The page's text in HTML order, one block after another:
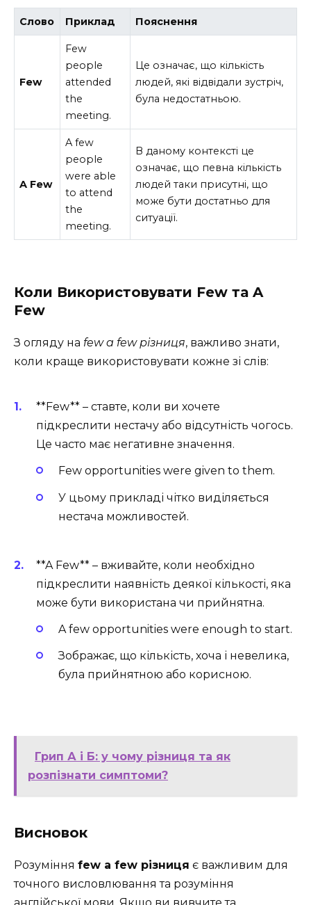
Слово Приклад Пояснення
Few
Few
people
attended
the
meeting.
Це означає, що кількість
людей, які відвідали зустріч,
була недостатньою.
A Few
A few
people
were able
to attend
the
meeting.
В даному контексті це
означає, що певна кількість
людей таки присутні, що
може бути достатньо для
ситуації.
Коли Використовувати Few та A
Few
З огляду на few a few різниця, важливо знати,
коли краще використовувати кожне зі слів:
**Few** – ставте, коли ви хочете
підкреслити нестачу або відсутність чогось.
Це часто має негативне значення.
Few opportunities were given to them.
У цьому прикладі чітко виділяється
нестача можливостей.
**A Few** – вживайте, коли необхідно
підкреслити наявність деякої кількості, яка
може бути використана чи прийнятна.
A few opportunities were enough to start.
Зображає, що кількість, хоча і невелика,
була прийнятною або корисною.
Грип А і Б: у чому різниця та як
розпізнати симптоми?
Висновок
Розуміння few a few різниця є важливим для
точного висловлювання та розуміння